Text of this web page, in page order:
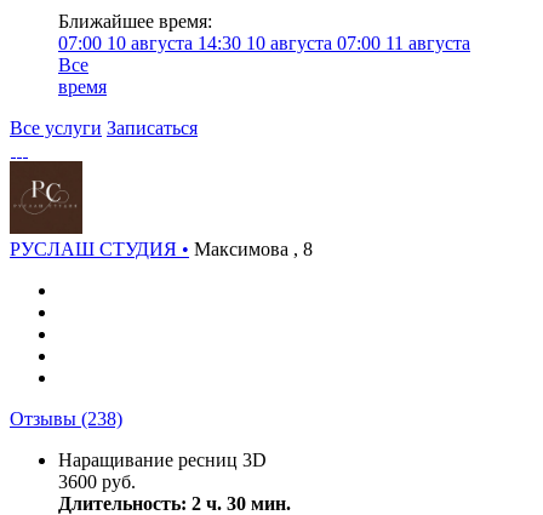
Ближайшее время:
07:00 10 августа 14:30 10 августа 07:00 11 августа
Все
время
Все услуги Записаться
РУСЛАШ СТУДИЯ • Максимова , 8
Отзывы (238)
Наращивание ресниц 3D
3600 руб.
Длительность: 2 ч. 30 мин.